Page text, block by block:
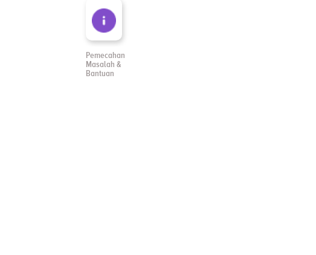
Pemecahan
Masalah &
Bantuan